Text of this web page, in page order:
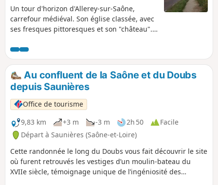
tourisme, relevez les défis pour aidez Max à retrouver Jack.
Un tour d'horizon d'Allerey-sur-Saône,
carrefour médiéval. Son église classée, avec
ses fresques pittoresques et son "château".
Dheune. Vous traverserez le Camp
Américain, où à l'époque de la 1ère Guerre,
existait un camp militaire. Son lavoir
intarissable. Les vestiges du pont abattu,
pendant la 2nde guerre, qui reliait Allerey
sur Saône à Verdun sur le Doubs via "Le Petit
Chauvort".
Au confluent de la Saône et du Doubs
depuis Saunières
Office de tourisme
9,83 km
+3 m -3 m 2h 50
Facile
Départ à Saunières (Saône-et-Loire)
Cette randonnée le long du Doubs vous fait découvrir le site
où furent retrouvés les vestiges d’un moulin-bateau du
XVIIe siècle, témoignage unique de l’ingéniosité des